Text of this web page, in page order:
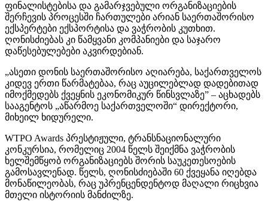
ფინალისტებისა და გამარჯვებული ორგანიზაციების
შერჩევის პროცესში ჩართულები არიან საერთაშორისო
ექსპერტები ექსპორტისა და ვაჭრობის კუთხით.
ღონისძიებას კი წამყვანი კომპანიები და საჯარო
დაწესებულებები აკვირდებიან.
„ასეთი დონის საერთაშორისო აღიარება, საქართველოს
კიდევ ერთი წარმატებაა, რაც აუცილებლად დადებითად
იმოქმედებს ქვეყნის ეკონომიკურ წინსვლაზე” – აცხადებს
სააგენტოს „აწარმოე საქართველოში“ დირექტორი,
მიხეილ ხიდურელი.
WTPO Awards პრესტიჟული, ტრანსნაციონალური
კონკურსია, რომელიც 2004 წელს შეიქმნა ვაჭრობის
ხელშემწყობ ორგანიზაციებს შორის საუკეთესოების
გამოსავლენად. წელს, ღონისძიებაში 60 ქვეყანა იღებდა
მონაწილეობას, რაც უპრენცენდენტოდ მაღალი რიცხვია
მთელი ისტორიის მანძილზე.